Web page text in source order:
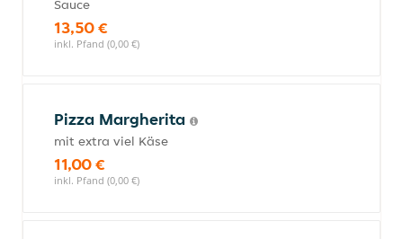
Sauce
13,50 €
inkl. Pfand (0,00 €)
Pizza Margherita
mit extra viel Käse
11,00 €
inkl. Pfand (0,00 €)